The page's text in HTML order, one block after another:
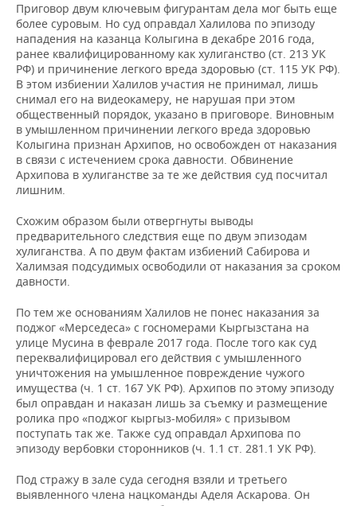
Приговор двум ключевым фигурантам дела мог быть еще
более суровым. Но суд оправдал Халилова по эпизоду
нападения на казанца Колыгина в декабре 2016 года,
ранее квалифицированному как хулиганство (ст. 213 УК
РФ) и причинение легкого вреда здоровью (ст. 115 УК РФ).
В этом избиении Халилов участия не принимал, лишь
снимал его на видеокамеру, не нарушая при этом
общественный порядок, указано в приговоре. Виновным
в умышленном причинении легкого вреда здоровью
Колыгина признан Архипов, но освобожден от наказания
в связи с истечением срока давности. Обвинение
Архипова в хулиганстве за те же действия суд посчитал
лишним.
Схожим образом были отвергнуты выводы
предварительного следствия еще по двум эпизодам
хулиганства. А по двум фактам избиений Сабирова и
Халимзая подсудимых освободили от наказания за сроком
давности.
По тем же основаниям Халилов не понес наказания за
поджог «Мерседеса» с госномерами Кыргызстана на
улице Мусина в феврале 2017 года. После того как суд
переквалифицировал его действия с умышленного
уничтожения на умышленное повреждение чужого
имущества (ч. 1 ст. 167 УК РФ). Архипов по этому эпизоду
был оправдан и наказан лишь за съемку и размещение
ролика про «поджог кыргыз-мобиля» с призывом
поступать так же. Также суд оправдал Архипова по
эпизоду вербовки сторонников (ч. 1.1 ст. 281.1 УК РФ).
Под стражу в зале суда сегодня взяли и третьего
выявленного члена нацкоманды Аделя Аскарова. Он